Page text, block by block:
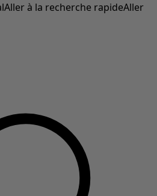
Aller à la recherche rapideAller